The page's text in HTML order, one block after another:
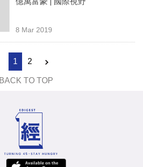
8 Mar 2019
1 2
BACK TO TOP